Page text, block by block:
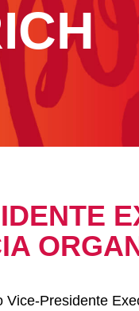
Vice-Presidente